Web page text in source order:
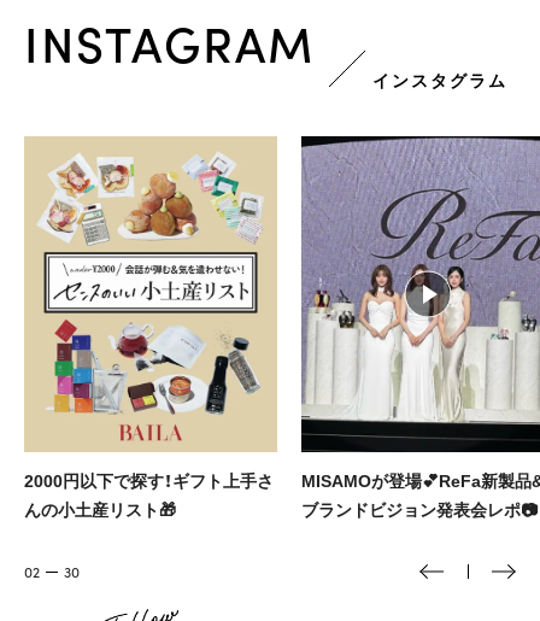
INSTAGRAM
インスタグラム
MISAMOが登場💕ReFa新製品&
ブランドビジョン発表会レポ📷️
街でも映えるスタイリッシュ
ンニングウェア＆ギアを厳選🏃‍♀️
03 30